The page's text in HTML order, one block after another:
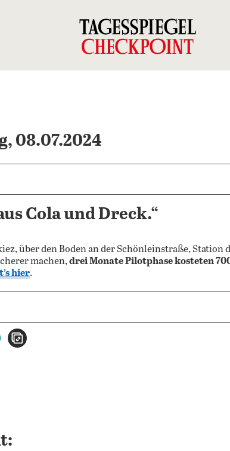
08.07.2024
Cola und Dreck.“
über den Boden an der Schönleinstraße, Station
machen,drei Monate Pilotphase kosteten
hier.
teilen
per E-Mail teilen